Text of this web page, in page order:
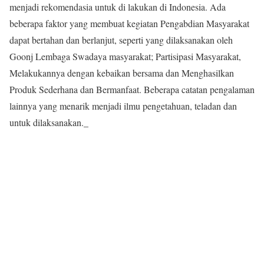
menjadi rekomendasia untuk di lakukan di Indonesia. Ada
beberapa faktor yang membuat kegiatan Pengabdian Masyarakat
dapat bertahan dan berlanjut, seperti yang dilaksanakan oleh
Goonj Lembaga Swadaya masyarakat; Partisipasi Masyarakat,
Melakukannya dengan kebaikan bersama dan Menghasilkan
Produk Sederhana dan Bermanfaat. Beberapa catatan pengalaman
lainnya yang menarik menjadi ilmu pengetahuan, teladan dan
untuk dilaksanakan._